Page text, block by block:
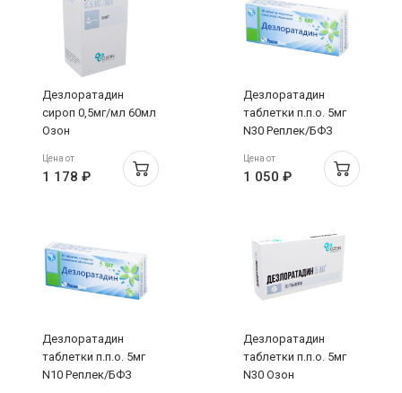
Дезлоратадин
сироп 0,5мг/мл 60мл
Озон
Цена от
1 178 ₽
Дезлоратадин
таблетки п.п.о. 5мг
N30 Реплек/БФЗ
Цена от
1 050 ₽
Дезлоратадин
таблетки п.п.о. 5мг
N10 Реплек/БФЗ
Дезлоратадин
таблетки п.п.о. 5мг
N30 Озон